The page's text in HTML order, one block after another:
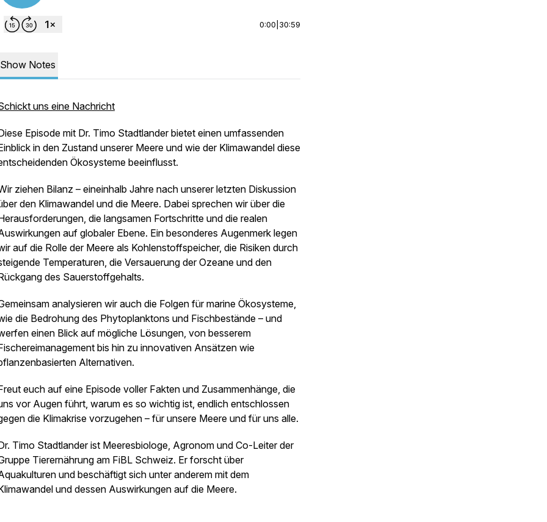
0:00 30:59
Show Notes
uns eine Nachricht
Episode mit Dr. Timo Stadtlander bietet einen umfassenden
in den Zustand unserer Meere und wie der Klimawandel diese
Ökosysteme beeinflusst.
ziehen Bilanz – eineinhalb Jahre nach unserer letzten Diskussion
den Klimawandel und die Meere. Dabei sprechen wir über die
die langsamen Fortschritte und die realen
auf globaler Ebene. Ein besonderes Augenmerk legen
auf die Rolle der Meere als Kohlenstoffspeicher, die Risiken durch
Temperaturen, die Versauerung der Ozeane und den
des Sauerstoffgehalts.
analysieren wir auch die Folgen für marine Ökosysteme,
die Bedrohung des Phytoplanktons und Fischbestände – und
einen Blick auf mögliche Lösungen, von besserem
bis hin zu innovativen Ansätzen wie
Alternativen.
euch auf eine Episode voller Fakten und Zusammenhänge, die
vor Augen führt, warum es so wichtig ist, endlich entschlossen
die Klimakrise vorzugehen – für unsere Meere und für uns alle.
Timo Stadtlander ist Meeresbiologe, Agronom und Co-Leiter der
Tierernährung am FiBL Schweiz. Er forscht über
und beschäftigt sich unter anderem mit dem
und dessen Auswirkungen auf die Meere.